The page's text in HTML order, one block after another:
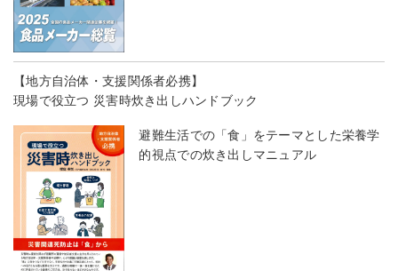
【地方自治体・支援関係者必携】
現場で役立つ 災害時炊き出しハンドブック
避難生活での「食」をテーマとした栄養学
的視点での炊き出しマニュアル